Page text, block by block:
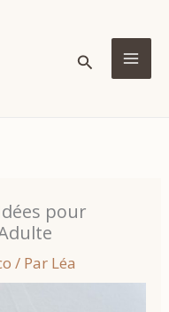
Rechercher
pour
/ Par Léa